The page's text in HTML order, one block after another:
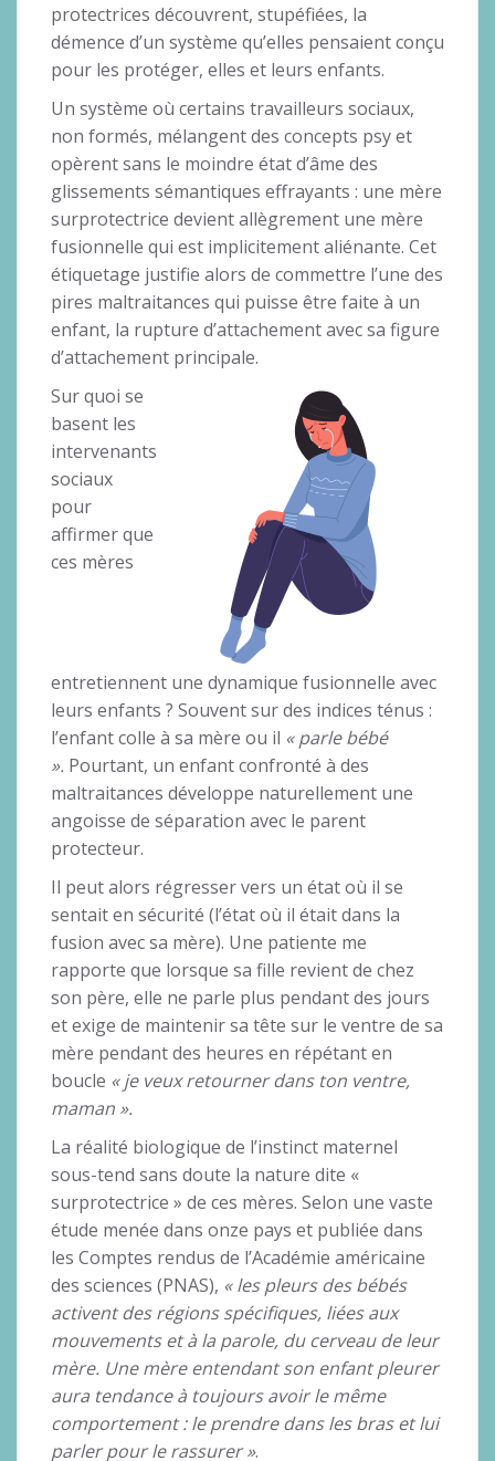
protectrices découvrent, stupéfiées, la
démence d’un système qu’elles pensaient conçu
pour les protéger, elles et leurs enfants.
Un système où certains travailleurs sociaux,
non formés, mélangent des concepts psy et
opèrent sans le moindre état d’âme des
glissements sémantiques effrayants : une mère
surprotectrice devient allègrement une mère
fusionnelle qui est implicitement aliénante. Cet
étiquetage justifie alors de commettre l’une des
pires maltraitances qui puisse être faite à un
enfant, la rupture d’attachement avec sa figure
d’attachement principale.
Sur quoi se
basent les
intervenants
sociaux
pour
affirmer que
ces mères
entretiennent une dynamique fusionnelle avec
leurs enfants ? Souvent sur des indices ténus :
l’enfant colle à sa mère ou il « parle bébé
». Pourtant, un enfant confronté à des
maltraitances développe naturellement une
angoisse de séparation avec le parent
protecteur.
Il peut alors régresser vers un état où il se
sentait en sécurité (l’état où il était dans la
fusion avec sa mère). Une patiente me
rapporte que lorsque sa fille revient de chez
son père, elle ne parle plus pendant des jours
et exige de maintenir sa tête sur le ventre de sa
mère pendant des heures en répétant en
boucle « je veux retourner dans ton ventre,
maman ».
La réalité biologique de l’instinct maternel
sous-tend sans doute la nature dite «
surprotectrice » de ces mères. Selon une vaste
étude menée dans onze pays et publiée dans
les Comptes rendus de l’Académie américaine
des sciences (PNAS), « les pleurs des bébés
activent des régions spécifiques, liées aux
mouvements et à la parole, du cerveau de leur
mère. Une mère entendant son enfant pleurer
aura tendance à toujours avoir le même
comportement : le prendre dans les bras et lui
parler pour le rassurer ».